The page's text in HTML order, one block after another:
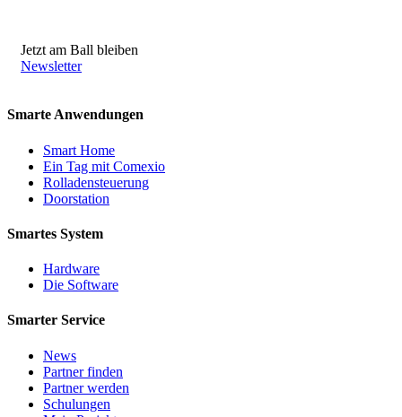
Jetzt am Ball bleiben
Newsletter
Smarte Anwendungen
Smart Home
Ein Tag mit Comexio
Rolladensteuerung
Doorstation
Smartes System
Hardware
Die Software
Smarter Service
News
Partner finden
Partner werden
Schulungen